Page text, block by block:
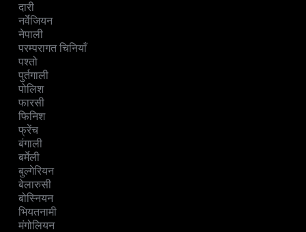
दारी
नर्वेजियन
नेपाली
परम्परागत चिनियाँ
पश्तो
पुर्तगाली
पोलिश
फारसी
फिनिश
फ्रेंच
बंगाली
बर्मेली
बुल्गेरियन
बेलारुसी
बोस्नियन
भियतनामी
मंगोलियन